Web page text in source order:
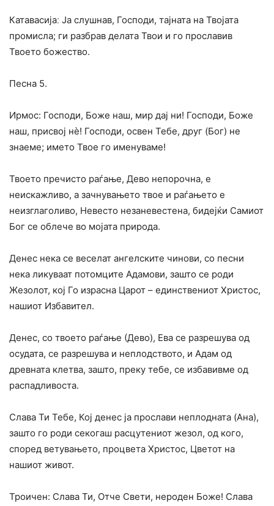
Катавасијаː Ја слушнав, Господи, тајната на Твојата
промисла; ги разбрав делата Твои и го прославив
Твоето божество.
Песна 5.
Ирмос: Господи, Боже наш, мир дај ни! Господи, Боже
наш, присвој нѐ! Господи, освен Тебе, друг (Бог) не
знаеме; името Твое го именуваме!
Твоето пречисто раѓање, Дево непорочна, е
неискажливо, а зачнувањето твое и раѓањето е
неизглаголиво, Невесто незаневестена, бидејќи Самиот
Бог се облече во мојата природа.
Денес нека се веселат ангелските чинови, со песни
нека ликуваат потомците Адамови, зашто се роди
Жезолот, кој Го израсна Царот – единствениот Христос,
нашиот Избавител.
Денес, со твоето раѓање (Дево), Ева се разрешува од
осудата, се разрешува и неплодството, и Адам од
древната клетва, зашто, преку тебе, се избавивме од
распадливоста.
Слава Ти Тебе, Кој денес ја прослави неплодната (Ана),
зашто го роди секогаш расцутениот жезол, од кого,
според ветувањето, процвета Христос, Цветот на
нашиот живот.
Троичен: Слава Ти, Отче Свети, нероден Боже! Слава